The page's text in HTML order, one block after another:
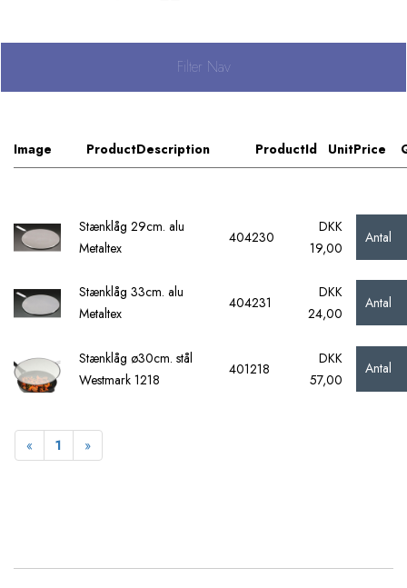
Filter Nav
Image ProductDescription ProductId UnitPrice
Stænklåg 29cm. alu
Metaltex
404230
DKK
19,00
Antal
Stænklåg 33cm. alu
Metaltex
404231
DKK
24,00
Antal
Stænklåg ø30cm. stål
Westmark 1218
401218
DKK
57,00
Antal
« Forrige
1 »Næste